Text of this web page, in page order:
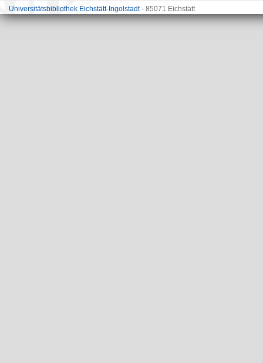
Universitätsbibliothek Eichstätt-Ingolstadt- 85071 Eichstätt